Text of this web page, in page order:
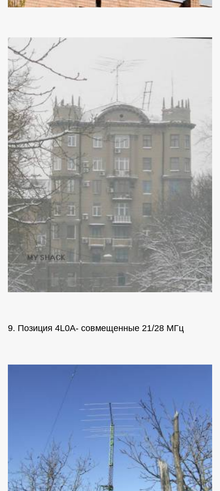
9. Позиция 4L0A- совмещенные 21/28 МГц